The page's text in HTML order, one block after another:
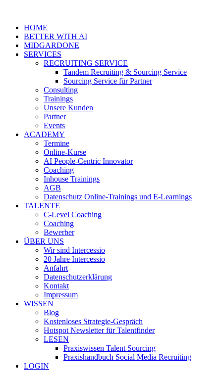
HOME
BETTER WITH AI
MIDGARDONE
SERVICES
RECRUITING SERVICE
Tandem Recruiting & Sourcing Service
Sourcing Service für Partner
Consulting
Trainings
Unsere Kunden
Partner
Events
ACADEMY
Termine
Online-Kurse
AI People-Centric Innovator
Coaching
Inhouse Trainings
AGB
Datenschutz Online-Trainings und E-Learnings
TALENTE
C-Level Coaching
Coaching
Bewerber
ÜBER UNS
Wir sind Intercessio
20 Jahre Intercessio
Anfahrt
Datenschutzerklärung
Kontakt
Impressum
WISSEN
Blog
Kostenloses Strategie-Gespräch
Hotspot Newsletter für Talentfinder
LESEN
Praxiswissen Talent Sourcing
Praxishandbuch Social Media Recruiting
LOGIN